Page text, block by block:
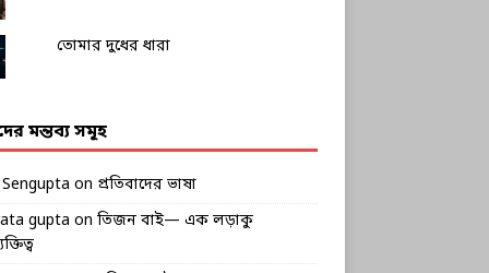
তোমার দুধের ধারা
মন্তব্য সমূহ
on প্রতিবাদের ভাষা
gupta on তিজন বাই— এক লড়াকু